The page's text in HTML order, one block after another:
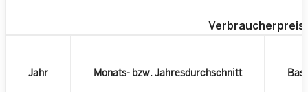
Jahr Monats- bzw. Jahresdurchschnitt